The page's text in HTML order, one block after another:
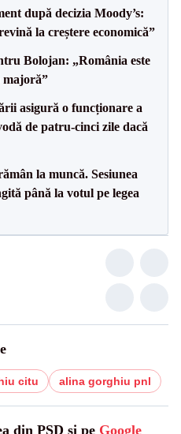
după decizia Moody’s:
la creștere economică”
Bolojan: „România este
majoră”
asigură o funcționare a
de patru-cinci zile dacă
la muncă. Sesiunea
până la votul pe legea
citu alina gorghiu pnl
din PSD și pe Google